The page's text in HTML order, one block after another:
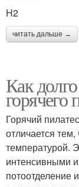
H2
читать дальше →
Как
горячего
Горячий
отличается
температурой.
интенсивными
потоотделение